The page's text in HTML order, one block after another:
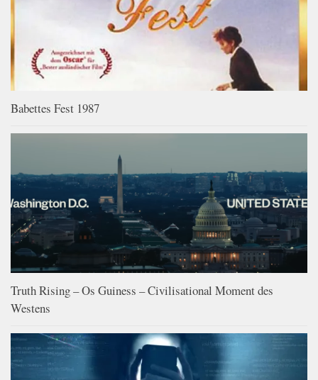
Babettes Fest 1987
Truth Rising – Os Guiness – Civilisational Moment des
Westens